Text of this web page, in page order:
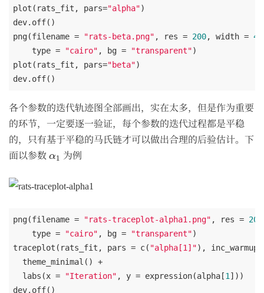
plot(rats_fit, pars="alpha")
dev.off()
png(filename =
"rats-beta.png" , res = 200, width =
    type =
"cairo" , bg = "transparent")
plot(rats_fit, pars="beta")
各个参数的迭代轨迹图全部画出，实在太多，但是作为重要
的环节，一定要逐一验证，每个参数的迭代过程都是平稳
的，只有基于平稳的马氏链才可以做出合理的后验估计。下
面以参数 α1
α1 为例
png(filename = "rats-traceplot-alpha1.png" , res = 200
    type =
"cairo" , bg = "transparent")
traceplot(rats_fit, pars = c( "alpha[1]"),
  theme_minimal() +
  labs(x =
"Iteration" , y = expression(alpha[1 ]))